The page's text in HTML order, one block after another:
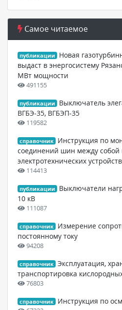
Самое читаемое
публикации
Новая
выдаст в энергосистему
МВт мощности
491155
публикации
Выключатель
ВГБЭ-35, ВГБЭП-35
119582
справочник
Инструкция по
соединений шин между собой
электротехнических устройств
114413
публикации
Выключатели
10 кВ
111087
справочник
Измерение
постоянному току
94208
справочник Эксплуатация,
транспортировка
76803
справочник Инструкция по